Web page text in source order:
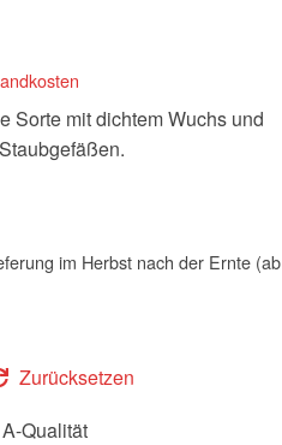
Sorte mit dichtem Wuchs und
im Herbst nach der Ernte (ab
Zurücksetzen
Qualität